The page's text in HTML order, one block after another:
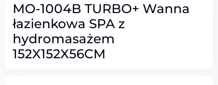
MO-1004B TURBO+ Wanna
łazienkowa SPA z
hydromasażem
152X152X56CM